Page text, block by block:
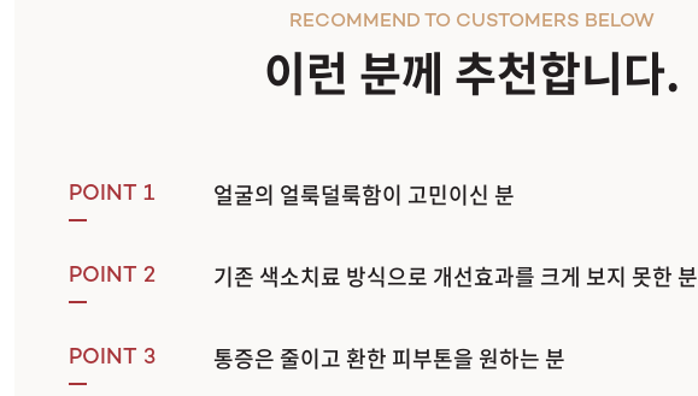
이런 분께 추천합니다.
RECOMMEND TO CUSTOMERS BELOW
POINT 1 얼굴의 얼룩덜룩함이 고민이신 분
POINT 2 기존 색소치료 방식으로 개선효과를 크게 보지 못한 분
POINT 3 통증은 줄이고 환한 피부톤을 원하는 분